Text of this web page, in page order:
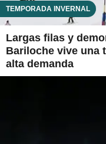
TEMPORADA INVERNAL
Largas filas y
Bariloche vive una
alta demanda